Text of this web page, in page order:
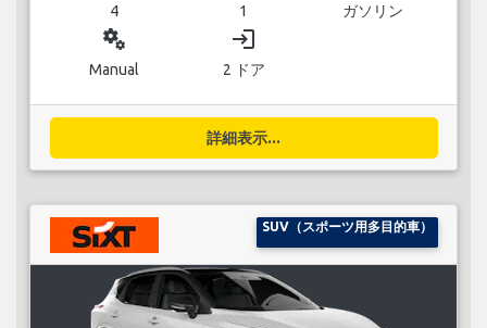
4 1 ガソリン
miscellaneous_services
Manual
login
2 ドア
詳細表示...
SUV（スポーツ用多目的車）